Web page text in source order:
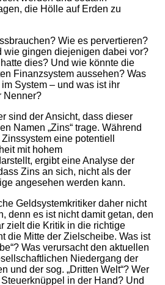
die Hölle auf Erden zu
Wie es pervertieren?
wie gingen diejenigen dabei vor?
dies? Und wie könnte die
Finanzsystem aussehen? Was
System – und was ist ihr
Nenner?
sind der Ansicht, dass dieser
Namen „Zins“ trage. Während
eine potentiell
mit hohem
ergibt eine Analyse der
Zins an sich, nicht als der
angesehen werden kann.
Geldsystemkritiker daher nicht
denn es ist nicht damit getan, den
zielt die Kritik in die richtige
die Mitte der Zielscheibe. Was ist
Was verursacht den aktuellen
Niedergang der
und der sog. „Dritten Welt“? Wer
in der Hand? Und